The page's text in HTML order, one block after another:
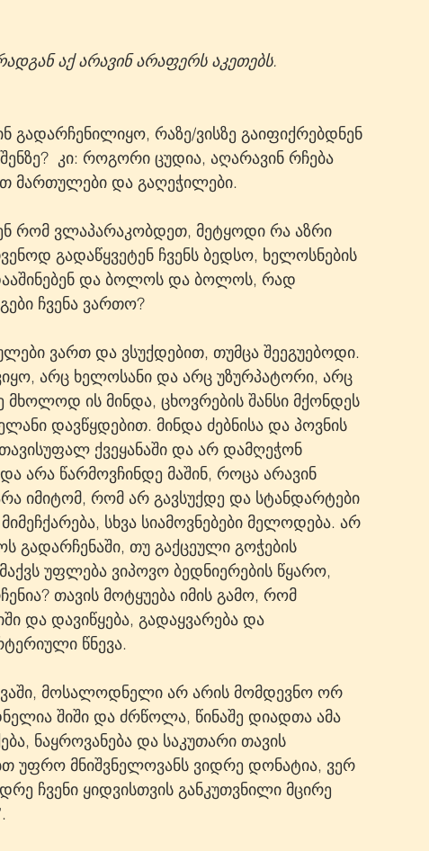
აქ არავინ არაფერს აკეთებს.
გადარჩენილიყო, რაზე/ვისზე გაიფიქრებდნენ
კი: როგორი ცუდია, აღარავინ რჩება
მართულები და გაღეჭილები.
რომ ვლაპარაკობდეთ, მეტყოდი რა აზრი
გადაწყვეტენ ჩვენს ბედსო, ხელოსნების
და ბოლოს და ბოლოს, რად
ჩვენა ვართო?
ვართ და ვსუქდებით, თუმცა შეეგუებოდი.
არც ხელოსანი და არც უზურპატორი, არც
მხოლოდ ის მინდა, ცხოვრების შანსი მქონდეს
დავწყდებით. მინდა ძებნისა და პოვნის
ქვეყანაში და არ დამღეჭონ
არა წარმოვჩინდე მაშინ, როცა არავინ
იმიტომ, რომ არ გავსუქდე და სტანდარტები
სხვა სიამოვნებები მელოდება. არ
გადარჩენაში, თუ გაქცეული გოჭების
უფლება ვიპოვო ბედნიერების წყარო,
თავის მოტყუება იმის გამო, რომ
და დავიწყება, გადაყვარება და
წნევა.
მოსალოდნელი არ არის მომდევნო ორ
შიში და ძრწოლა, წინაშე დიადთა ამა
ნაყროვანება და საკუთარი თავის
უფრო მნიშვნელოვანს ვიდრე დონატია, ვერ
ჩვენი ყიდვისთვის განკუთვნილი მცირე